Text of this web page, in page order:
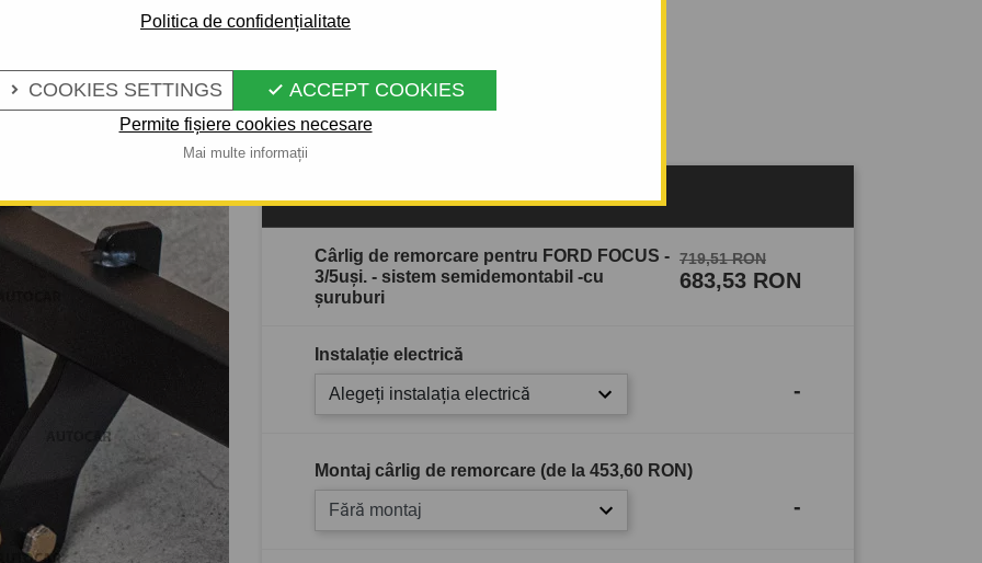
Politica de confidențialitate
 COOKIES SETTINGS  ACCEPT COOKIES
Permite fișiere cookies necesare
Mai multe informații
Cârlig de remorcare semidemontabil cu șuruburi.
Descrierea completă a produsului
În stoc
Cârlig de remorcare pentru FORD FOCUS -
3/5uşi. - sistem semidemontabil -cu
şuruburi
719,51 RON
683,53 RON
Instalație electrică
Alegeți instalația electrică -
Montaj cârlig de remorcare (de la 453,60 RON)
Fără montaj -